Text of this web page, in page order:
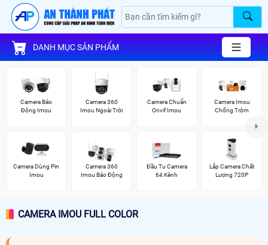
DANH MỤC SẢN PHẨM
Camera Báo
Động Imou
Camera 360
Imou Ngoài Trời
Camera Chuẩn
Onvif Imou
Camera Imou
Chống Trộm
Camera Dùng Pin
Imou
Camera 360
Imou Báo Động
Đầu Tu Camera
64 Kênh
Lắp Camera Chất
Lượng 720P
CAMERA IMOU FULL COLOR